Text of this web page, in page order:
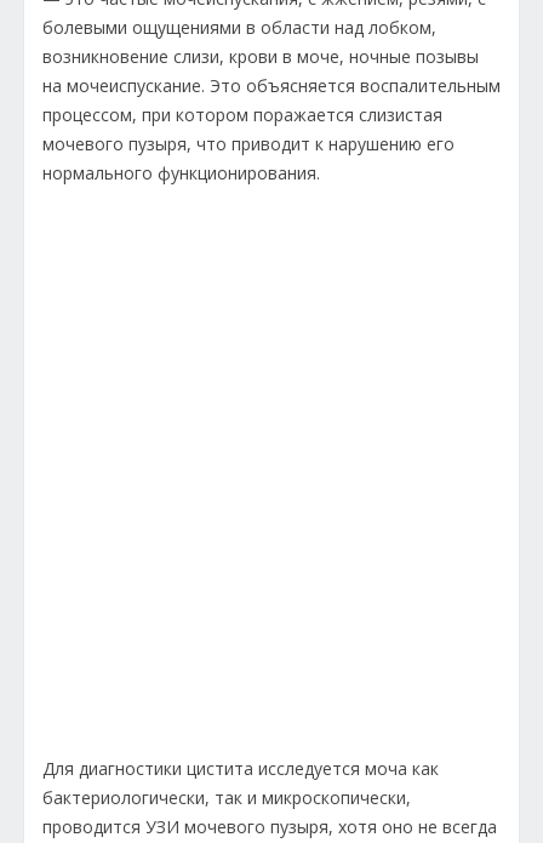
болевыми ощущениями в области над лобком,
возникновение слизи, крови в моче, ночные позывы
на мочеиспускание. Это объясняется воспалительным
процессом, при котором поражается слизистая
мочевого пузыря, что приводит к нарушению его
нормального функционирования.
Для диагностики цистита исследуется моча как
бактериологически, так и микроскопически,
проводится УЗИ мочевого пузыря, хотя оно не всегда